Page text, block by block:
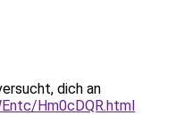
dich an
Hm0cDQR.html